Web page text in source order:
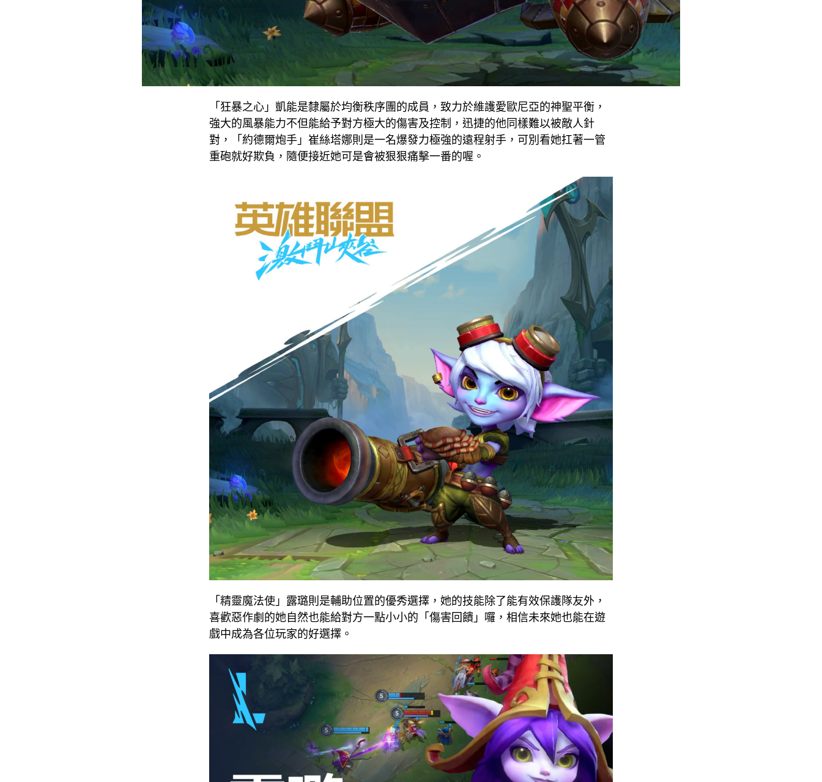
「狂暴之心」凱能是隸屬於均衡秩序團的成員，致力於維護愛歐尼亞的神聖平衡，
強大的風暴能力不但能給予對方極大的傷害及控制，迅捷的他同樣難以被敵人針
對，「約德爾炮手」崔絲塔娜則是一名爆發力極強的遠程射手，可別看她扛著一管
重砲就好欺負，隨便接近她可是會被狠狠痛擊一番的喔。
「精靈魔法使」露璐則是輔助位置的優秀選擇，她的技能除了能有效保護隊友外，
喜歡惡作劇的她自然也能給對方一點小小的「傷害回饋」囉，相信未來她也能在遊
戲中成為各位玩家的好選擇。